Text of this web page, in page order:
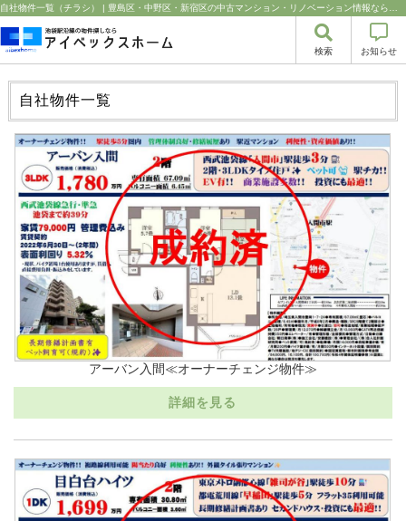
検索 お知らせ
自社物件一覧
アーバン入間≪オーナーチェンジ物件≫
詳細を見る